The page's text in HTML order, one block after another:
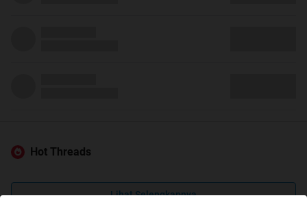
Hot Threads
Lihat Selengkapnya